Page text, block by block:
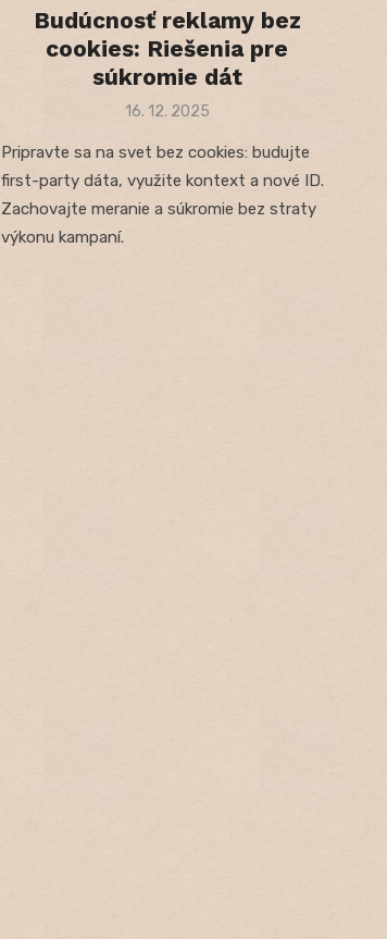
Budúcnosť reklamy bez
cookies: Riešenia pre
súkromie dát
Posted
16. 12. 2025
Pripravte sa na svet bez cookies: budujte
first-party dáta, využite kontext a nové ID.
Zachovajte meranie a súkromie bez straty
výkonu kampaní.